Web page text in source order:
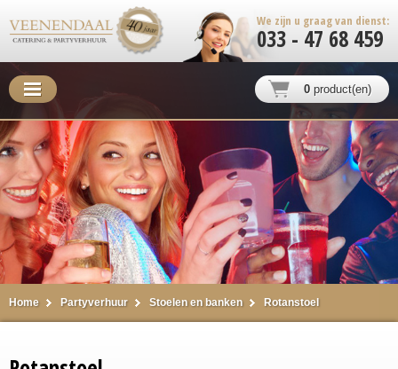
We zijn u graag van dienst:
033 - 47 68 459
0 product(en)
Home Partyverhuur Stoelen en banken Rotanstoel